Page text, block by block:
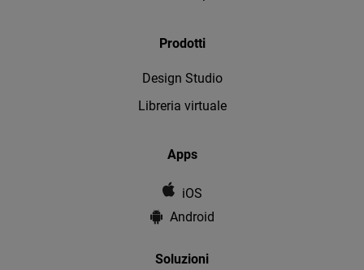
Prodotti
Design Studio
Libreria virtuale
Apps
iOS
Android
Soluzioni